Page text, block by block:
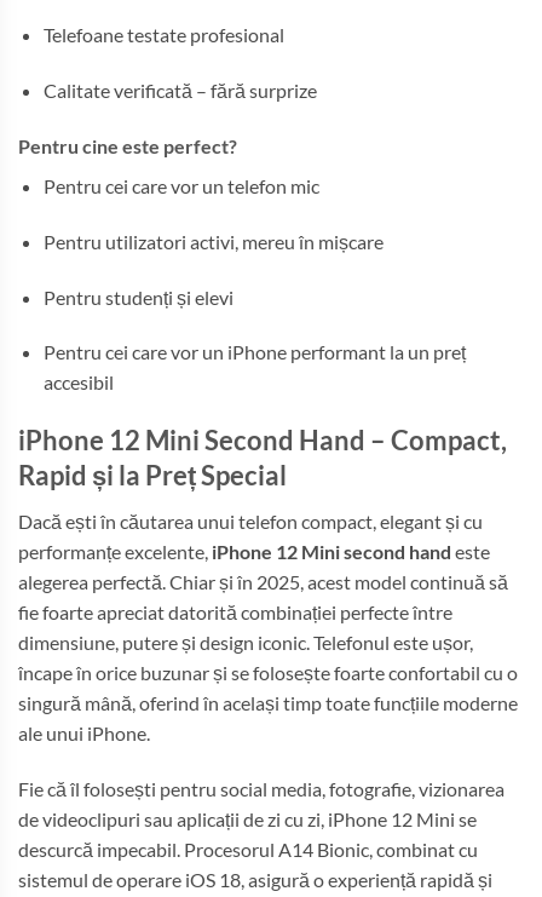
Telefoane testate profesional
Calitate verificată – fără surprize
Pentru cine este perfect?
Pentru cei care vor un telefon mic
Pentru utilizatori activi, mereu în mișcare
Pentru studenți și elevi
Pentru cei care vor un iPhone performant la un preț
accesibil
iPhone 12 Mini Second Hand – Compact,
Rapid și la Preț Special
Dacă ești în căutarea unui telefon compact, elegant și cu
performanțe excelente, iPhone 12 Mini second hand este
alegerea perfectă. Chiar și în 2025, acest model continuă să
fie foarte apreciat datorită combinației perfecte între
dimensiune, putere și design iconic. Telefonul este ușor,
încape în orice buzunar și se folosește foarte confortabil cu o
singură mână, oferind în același timp toate funcțiile moderne
ale unui iPhone.
Fie că îl folosești pentru social media, fotografie, vizionarea
de videoclipuri sau aplicații de zi cu zi, iPhone 12 Mini se
descurcă impecabil. Procesorul A14 Bionic, combinat cu
sistemul de operare iOS 18, asigură o experiență rapidă și